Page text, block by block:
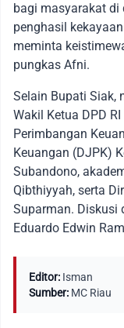
bagi masyarakat di
penghasil
meminta
pungkas Afni.
Selain Bupati Siak,
Wakil Ketua DPD
Perimbangan
Keuangan (DJPK)
Subandono,
Qibthiyyah, serta
Suparman. Diskusi
Eduardo Edwin
Editor: Isman
Sumber: MC Riau